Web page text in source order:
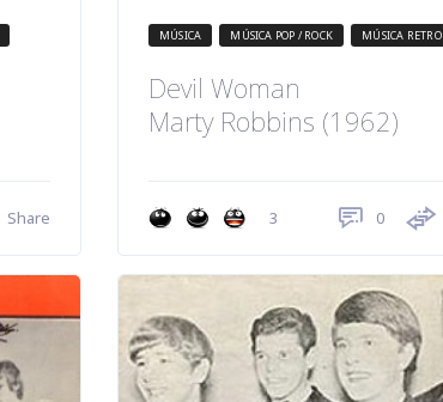
Share
MÚSICA MÚSICA POP / ROCK MÚSICA RETRO
Devil Woman
Marty Robbins (1962)
3 0